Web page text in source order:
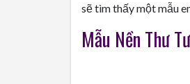
sẽ tìm thấy một mẫu
Mẫu Nền Thư